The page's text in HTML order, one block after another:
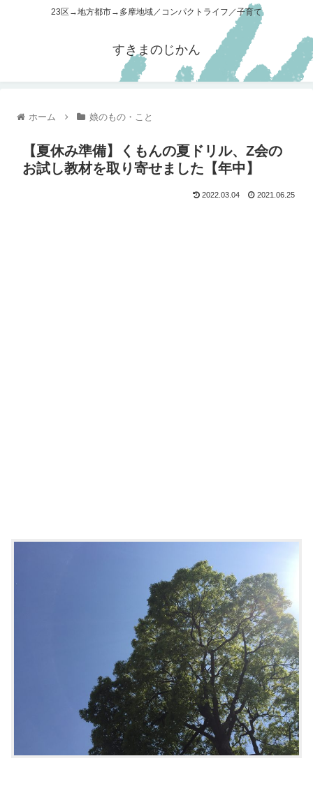
23区→地方都市→多摩地域／コンパクトライフ／子育て
すきまのじかん
ホーム 娘のもの・こと
【夏休み準備】くもんの夏ドリル、Z会の
お試し教材を取り寄せました【年中】
2022.03.04 2021.06.25